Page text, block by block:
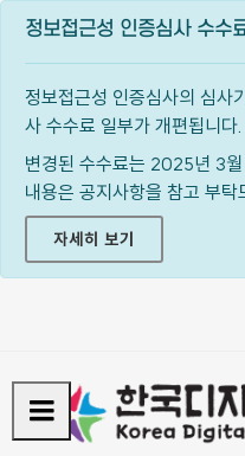
정보접근성 인증심사 수수
정보접근성 인증심사의 심사
사 수수료 일부가 개편됩니다.
변경된 수수료는 2025년 3
내용은 공지사항을 참고 부탁
자세히 보기